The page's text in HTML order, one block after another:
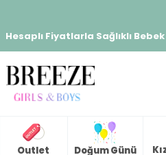
Hesaplı Fiyatlarla Sağlıklı
Outlet
Doğum Günü